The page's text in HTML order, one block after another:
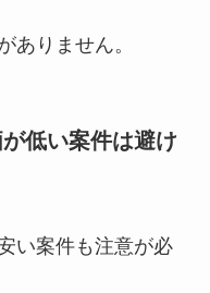
ありません。
低い案件は避け
い案件も注意が必